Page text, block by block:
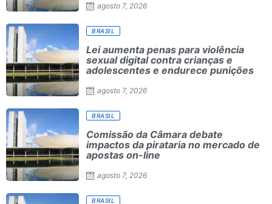
agosto 7, 2026
BRASIL
Lei aumenta penas para violência
sexual digital contra crianças e
adolescentes e endurece punições
agosto 7, 2026
BRASIL
Comissão da Câmara debate
impactos da pirataria no mercado de
apostas on-line
agosto 7, 2026
BRASIL